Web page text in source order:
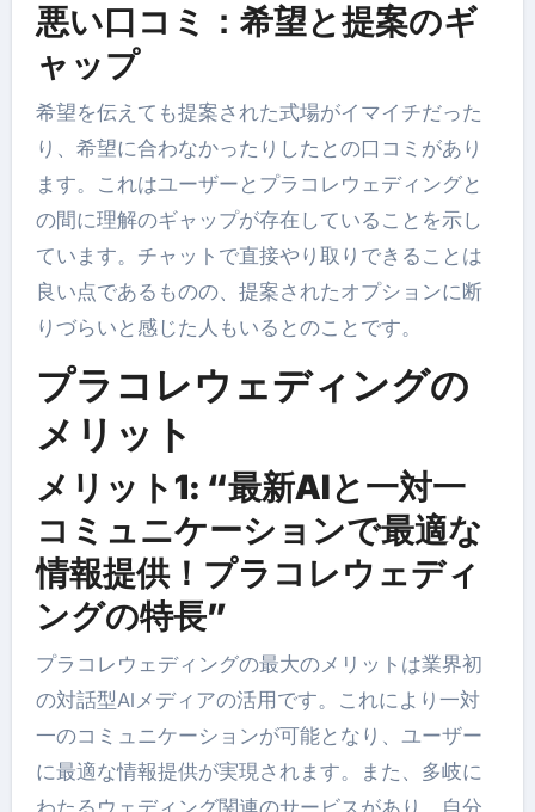
悪い口コミ：希望と提案のギ
ャップ
希望を伝えても提案された式場がイマイチだった
り、希望に合わなかったりしたとの口コミがあり
ます。これはユーザーとプラコレウェディングと
の間に理解のギャップが存在していることを示し
ています。チャットで直接やり取りできることは
良い点であるものの、提案されたオプションに断
りづらいと感じた人もいるとのことです。
プラコレウェディングの
メリット
メリット1: “最新AIと一対一
コミュニケーションで最適な
情報提供！プラコレウェディ
ングの特長”
プラコレウェディングの最大のメリットは業界初
の対話型AIメディアの活用です。これにより一対
一のコミュニケーションが可能となり、ユーザー
に最適な情報提供が実現されます。また、多岐に